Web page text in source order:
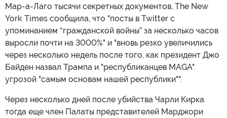
Мар-а-Лаго тысячи секретных документов, The New
York Times сообщила, что "посты в Twitter с
упоминанием “гражданской войны” за несколько часов
выросли почти на 3000%" и "вновь резко увеличились
через несколько недель после того, как президент Джо
Байден назвал Трампа и "республиканцев MAGA"
угрозой "самым основам нашей республики"".
Через несколько дней после убийства Чарли Кирка
тогда еще член Палаты представителей Марджори